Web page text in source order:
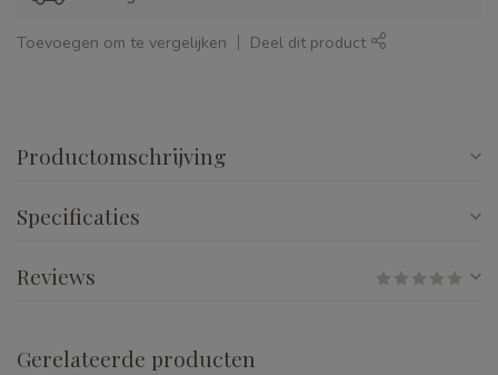
Toevoegen om te vergelijken Deel dit product
Productomschrijving
Specificaties
Reviews
Gerelateerde producten